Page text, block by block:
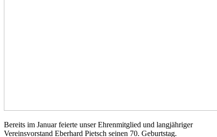
Bereits im Januar feierte unser Ehrenmitglied und langjähriger
Vereinsvorstand Eberhard Pietsch seinen 70. Geburtstag.